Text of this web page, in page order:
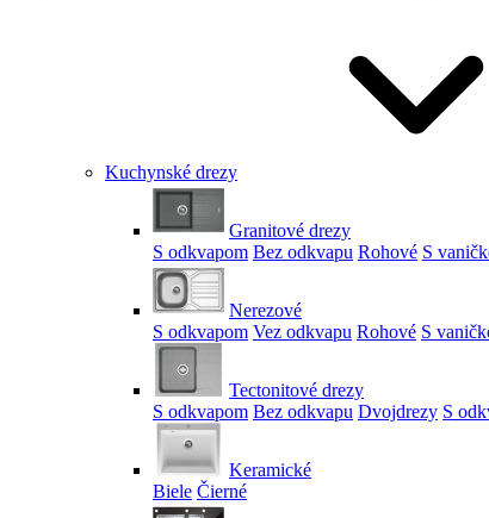
Kuchynské drezy
Granitové drezy
S odkvapom Bez odkvapu Rohové S
Nerezové
S odkvapom Vez odkvapu Rohové S
Tectonitové drezy
S odkvapom Bez odkvapu Dvojdrezy S
Keramické
Biele Čierné